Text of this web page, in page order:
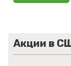
Акции в